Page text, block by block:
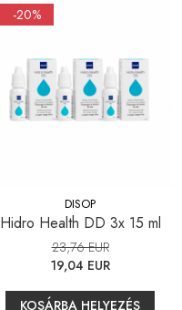
-20%
DISOP
Hidro Health DD 3x 15 ml
23,76 EUR
19,04 EUR
KOSÁRBA HELYEZÉS